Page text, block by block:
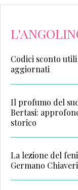
Codici sconto utili
aggiornati
Il profumo del
Bertasi:
storico
La lezione del
Germano